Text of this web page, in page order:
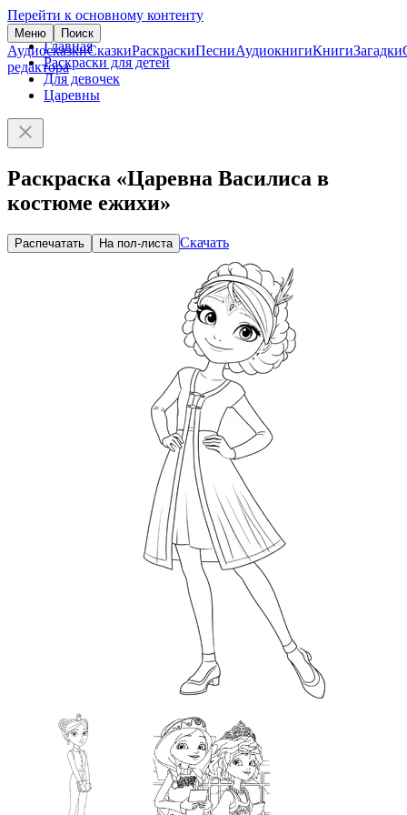
Перейти к основному контенту
Меню Поиск
АудиосказкиСказкиРаскраскиПесниАудиокнигиКнигиЗагадки
редактора
Главная
Раскраски для детей
Для девочек
Царевны
Раскраска «Царевна Василиса в
костюме ежихи»
Распечатать На пол-листа Скачать